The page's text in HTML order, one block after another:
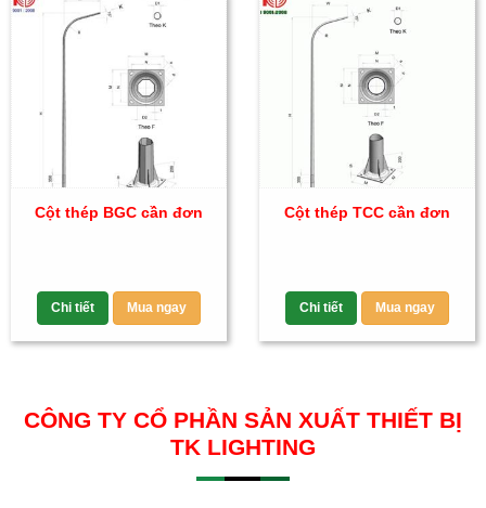
Cột thép BGC cần đơn
Chi tiết Mua ngay
Cột thép TCC cần đơn
Chi tiết Mua ngay
CÔNG TY CỔ PHẦN SẢN XUẤT THIẾT BỊ
TK LIGHTING